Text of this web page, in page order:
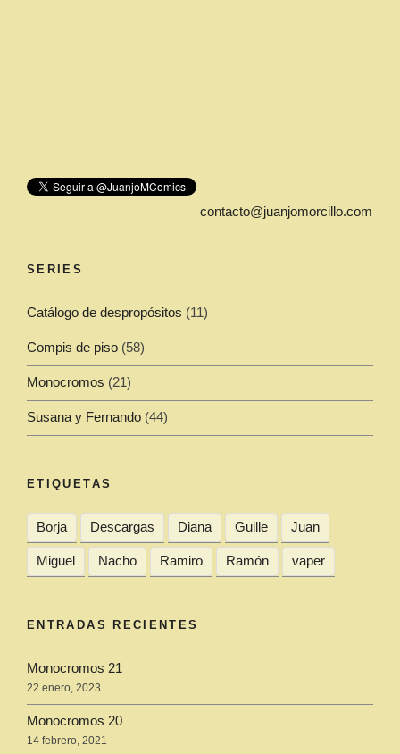
contacto@juanjomorcillo.com
SERIES
Catálogo de despropósitos (11)
Compis de piso (58)
Monocromos (21)
Susana y Fernando (44)
ETIQUETAS
Borja Descargas Diana Guille Juan
Miguel Nacho Ramiro Ramón vaper
ENTRADAS RECIENTES
Monocromos 21
22 enero, 2023
Monocromos 20
14 febrero, 2021